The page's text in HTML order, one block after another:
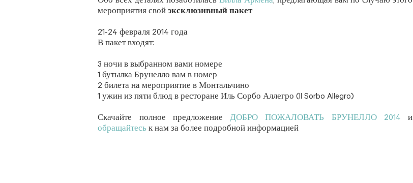
мероприятия свойэксклюзивный пакет
21-24 февраля 2014 года
В пакет входят:
3 ночи в выбранном вами номере
1 бутылка Брунелло вам в номер
2 билета на мероприятие в Монтальчино
1 ужин из пяти блюд в ресторане Иль Сорбо Аллегро (Il Sorbo Allegro)
Скачайте полное предложениеДОБРО ПОЖАЛОВАТЬ БРУНЕЛЛО 2014и
обращайтесь к нам за более подробной информацией